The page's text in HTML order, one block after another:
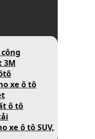
3M
xe ô tô
ô tô
xe ô tô SUV,